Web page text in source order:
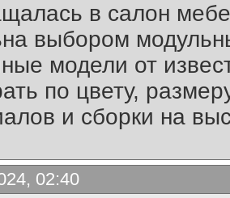
в салон
выбором
модели от
по цвету,
и сборки на
02:40